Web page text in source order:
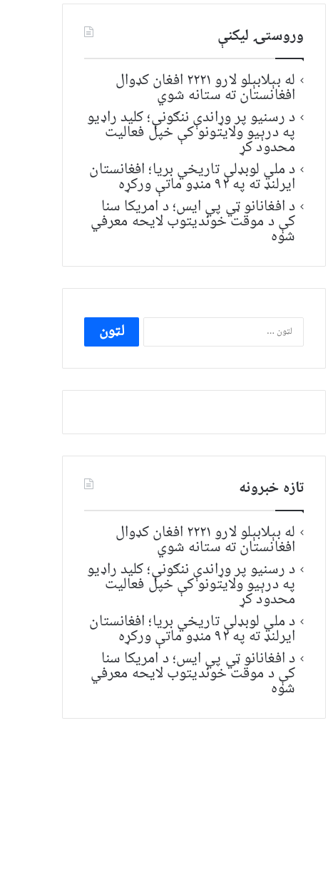
وروستۍ ليکنې
له بېلابېلو لارو ۲۲۲۱ افغان کډوال
افغانستان ته ستانه شوي
د رسنیو پر وړاندې ننګونې؛ کلید راډیو
په درېیو ولایتونو کې خپل فعالیت
محدود کړ
د ملي لوبډلې تاریخي بریا؛ افغانستان
ایرلنډ ته په ۹۲ منډو ماتې ورکړه
د افغانانو ټي پي ایس؛ د امریکا سنا
کې د موقت خونديتوب لایحه معرفي
شوه
ددی
لپاره
لټون:
تازه خبرونه
له بېلابېلو لارو ۲۲۲۱ افغان کډوال
افغانستان ته ستانه شوي
د رسنیو پر وړاندې ننګونې؛ کلید راډیو
په درېیو ولایتونو کې خپل فعالیت
محدود کړ
د ملي لوبډلې تاریخي بریا؛ افغانستان
ایرلنډ ته په ۹۲ منډو ماتې ورکړه
د افغانانو ټي پي ایس؛ د امریکا سنا
کې د موقت خونديتوب لایحه معرفي
شوه